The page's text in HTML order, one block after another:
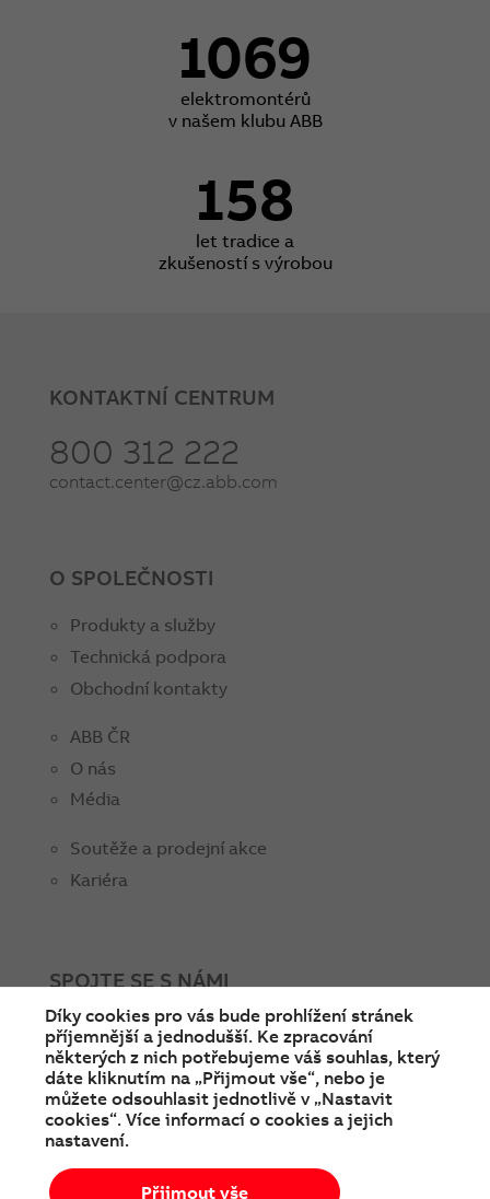
1069
elektromontérů
v našem klubu ABB
158
let tradice a
zkušeností s výrobou
KONTAKTNÍ CENTRUM
800 312 222
contact.center@cz.abb.com
O SPOLEČNOSTI
Produkty a služby
Technická podpora
Obchodní kontakty
ABB ČR
O nás
Média
Soutěže a prodejní akce
Kariéra
SPOJTE SE S NÁMI
facebookinstagramLinkedintwitteryoutube
Díky cookies pro vás bude prohlížení stránek
příjemnější a jednodušší. Ke zpracování
některých z nich potřebujeme váš souhlas, který
dáte kliknutím na „Přijmout vše“, nebo je
můžete odsouhlasit jednotlivě v „Nastavit
cookies“. Více informací o cookies a jejich
nastavení.
Přijmout vše